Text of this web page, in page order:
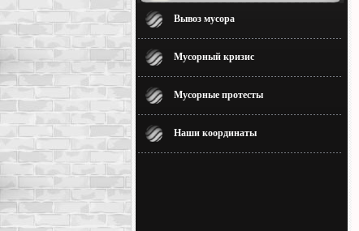
Вывоз мусора
Мусорный кризис
Мусорные протесты
Наши координаты